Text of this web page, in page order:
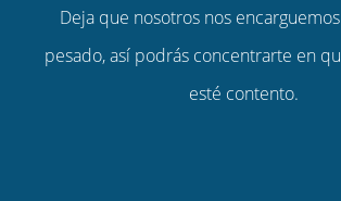
Deja que nosotros nos
pesado, así podrás concentrarte en
esté contento.